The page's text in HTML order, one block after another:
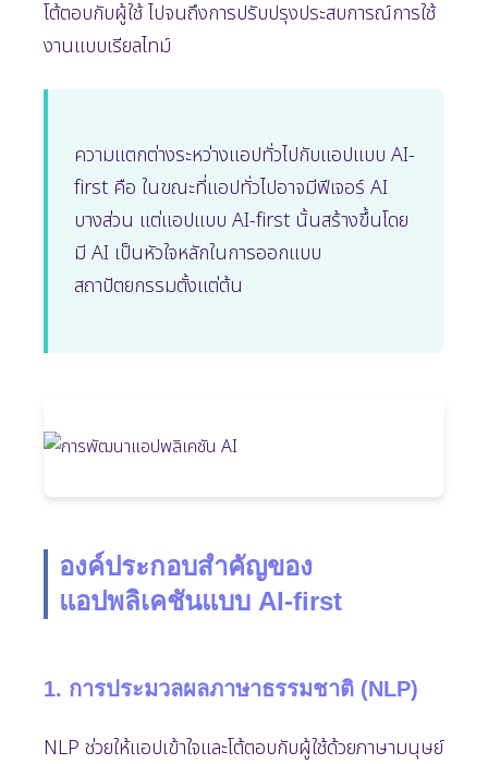
โต้ตอบกับผู้ใช้ ไปจนถึงการปรับปรุงประสบการณ์การใช้
งานแบบเรียลไทม์
ความแตกต่างระหว่างแอปทั่วไปกับแอปแบบ AI-
first คือ ในขณะที่แอปทั่วไปอาจมีฟีเจอร์ AI
บางส่วน แต่แอปแบบ AI-first นั้นสร้างขึ้นโดย
มี AI เป็นหัวใจหลักในการออกแบบ
สถาปัตยกรรมตั้งแต่ต้น
องค์ประกอบสำคัญของ
แอปพลิเคชันแบบ AI-first
1. การประมวลผลภาษาธรรมชาติ (NLP)
NLP ช่วยให้แอปเข้าใจและโต้ตอบกับผู้ใช้ด้วยภาษามนุษย์